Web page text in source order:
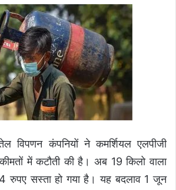
विपणन कंपनियों ने कमर्शियल एलपीजी
में कटौती की है। अब 19 किलो वाला
रुपए सस्ता हो गया है। यह बदलाव 1 जून